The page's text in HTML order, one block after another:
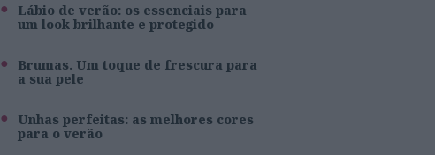
Lábio de verão: os essenciais para
um look brilhante e protegido
Brumas. Um toque de frescura para
a sua pele
Unhas perfeitas: as melhores cores
para o verão